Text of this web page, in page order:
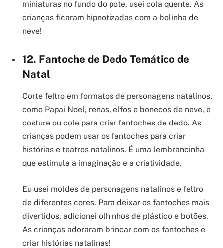
miniaturas no fundo do pote, usei cola quente. As
crianças ficaram hipnotizadas com a bolinha de
neve!
12. Fantoche de Dedo Temático de
Natal
Corte feltro em formatos de personagens natalinos,
como Papai Noel, renas, elfos e bonecos de neve, e
costure ou cole para criar fantoches de dedo. As
crianças podem usar os fantoches para criar
histórias e teatros natalinos. É uma lembrancinha
que estimula a imaginação e a criatividade.
Eu usei moldes de personagens natalinos e feltro
de diferentes cores. Para deixar os fantoches mais
divertidos, adicionei olhinhos de plástico e botões.
As crianças adoraram brincar com os fantoches e
criar histórias natalinas!